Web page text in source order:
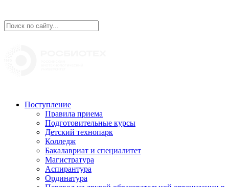
Поступление
Правила приема
Подготовительные курсы
Детский технопарк
Колледж
Бакалавриат и специалитет
Магистратура
Аспирантура
Ординатура